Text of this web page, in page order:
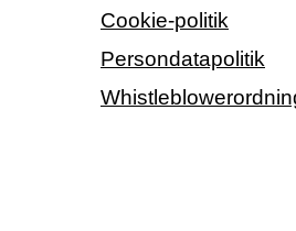
Cookie-politik
Persondatapolitik